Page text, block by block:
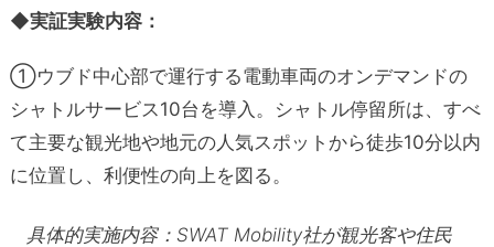
◆実証実験内容：
①ウブド中心部で運行する電動車両のオンデマンドの
シャトルサービス10台を導入。シャトル停留所は、すべ
て主要な観光地や地元の人気スポットから徒歩10分以内
に位置し、利便性の向上を図る。
具体的実施内容：SWAT Mobility社が観光客や住民